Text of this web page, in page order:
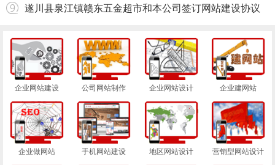
遂川县泉江镇赣东五金超市和本公司签订网站建设协议
企业网站建设 公司网站制作 企业网站设计 企业建网站
企业做网站 手机网站建设 地区网站设计 营销型网站设计